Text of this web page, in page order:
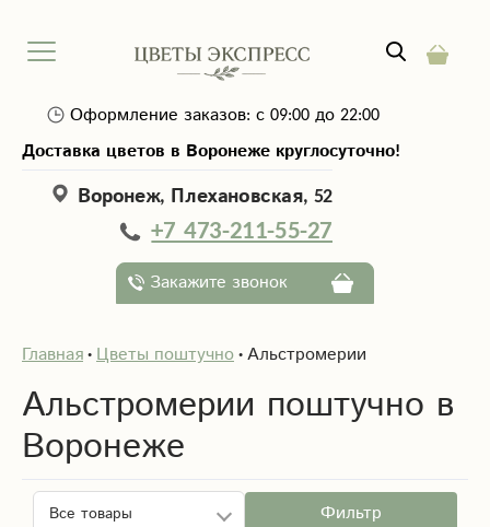
Оформление заказов: с 09:00 до 22:00
Доставка цветов в Воронеже круглосуточно!
Воронеж, Плехановская, 52
+7 473-211-55-27
Закажите звонок
Главная Цветы поштучно Альстромерии
Альстромерии поштучно в
Воронеже
Фильтр